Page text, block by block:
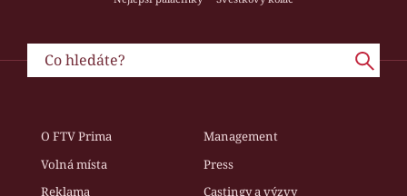
O FTV Prima
Management
Volná místa
Press
Reklama
Castingy a výzvy